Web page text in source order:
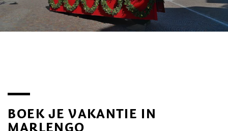
BOEK JE VAKANTIE IN
MARLENGO